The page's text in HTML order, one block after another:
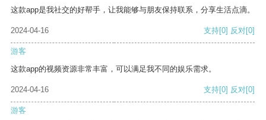
这款app是我社交的好帮手，让我能够与朋友保持联系，分享生活点滴。
2024-04-16 支持[0] 反对[0]
游客
这款app的视频资源非常丰富，可以满足我不同的娱乐需求。
2024-04-16 支持[0] 反对[0]
游客